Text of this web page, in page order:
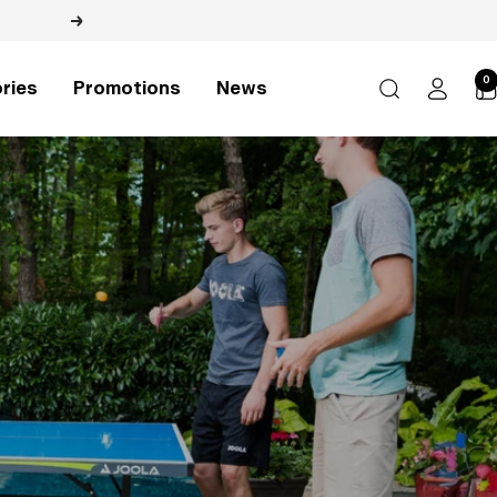
Next
Promotions News 0